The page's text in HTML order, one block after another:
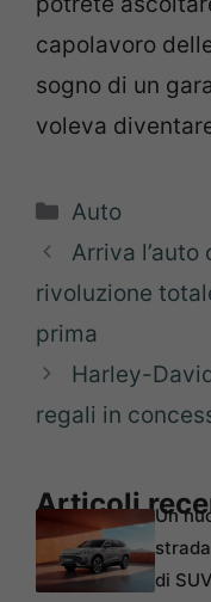
capolavoro
sogno di un
voleva
Categorie
Auto
Arriva
rivoluzione
prima
Harley-
regali in
Articoli
Un
di